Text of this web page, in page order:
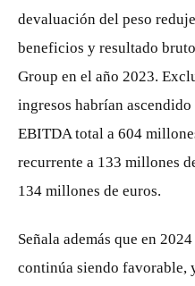
devaluación del peso
beneficios y resultado
Group en el año 2023.
ingresos habrían
EBITDA total a 604
recurrente a 133 millones
134 millones de euros.
Señala además que en
continúa siendo favorable,